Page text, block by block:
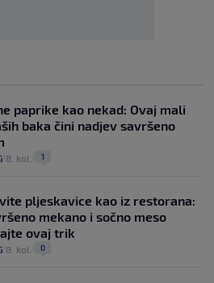
paprike kao nekad: Ovaj mali
baka čini nadjev savršeno
8. kol. 1
pljeskavice kao iz restorana:
mekano i sočno meso
ovaj trik
8. kol. 0